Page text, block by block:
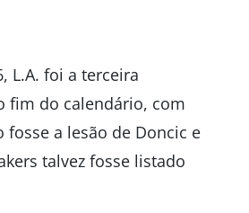
L.A. foi a terceira
fim do calendário, com
a lesão de Doncic e
talvez fosse listado